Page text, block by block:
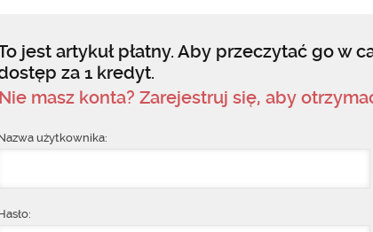
jest artykuł płatny. Aby przeczytać go w
za 1 kredyt.
Nie masz konta? Zarejestruj się, aby
użytkownika: